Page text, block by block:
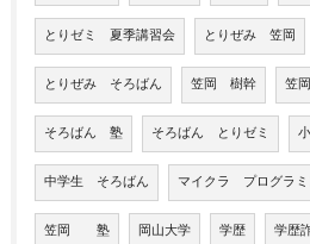
とりゼミ 夏季講習会 とりぜみ 笠岡
とりぜみ そろばん 笠岡 樹幹 笠
そろばん 塾 そろばん とりゼミ
中学生 そろばん マイクラ プログラ
笠岡 塾 岡山大学 学歴 学歴